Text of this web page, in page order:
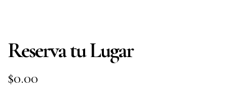
Reserva tu Lugar
$0.00